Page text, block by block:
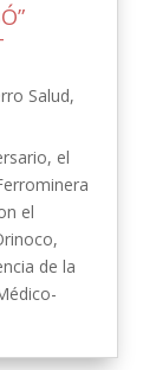
Salud,
el
el
de la